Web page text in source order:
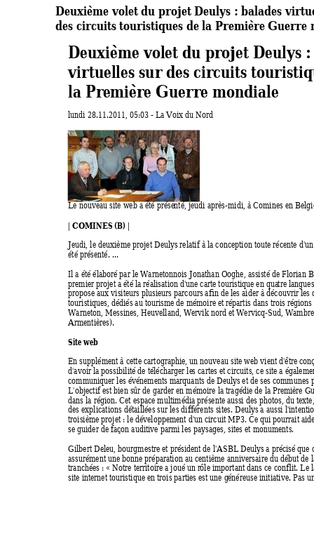
Deuxième volet du projet Deulys : balades
des circuits touristiques de la Première
Deuxième volet du projet Deulys
virtuelles sur des circuits
la Première Guerre mondiale
lundi 28.11.2011, 05:03 - La Voix du Nord
Le nouveau site web a été présenté, jeudi après-midi, à Comines en
| COMINES (B) |
Jeudi, le deuxième projet Deulys relatif à la conception toute récente
été présenté. ...
Il a été élaboré par le Warnetonnois Jonathan Ooghe, assisté de Florian
premier projet a été la réalisation d'une carte touristique en quatre
propose aux visiteurs plusieurs parcours afin de les aider à découvrir
touristiques, dédiés au tourisme de mémoire et répartis dans trois
Warneton, Messines, Heuvelland, Wervik nord et Wervicq-Sud,
Armentières).
Site web
En supplément à cette cartographie, un nouveau site web vient d'être
d'avoir la possibilité de télécharger les cartes et circuits, ce site a
communiquer les événements marquants de Deulys et de ses communes
L'objectif est bien sûr de garder en mémoire la tragédie de la Première
dans la région. Cet espace multimédia présente aussi des photos, du
des explications détaillées sur les différents sites. Deulys a aussi
troisième projet : le développement d'un circuit MP3. Ce qui pourrait
se guider de façon auditive parmi les paysages, sites et monuments.
Gilbert Deleu, bourgmestre et président de l'ASBL Deulys a précisé que
assurément une bonne préparation au centième anniversaire du début de
tranchées : « Notre territoire a joué un rôle important dans ce conflit. Le
site internet touristique en trois parties est une généreuse initiative. Pas